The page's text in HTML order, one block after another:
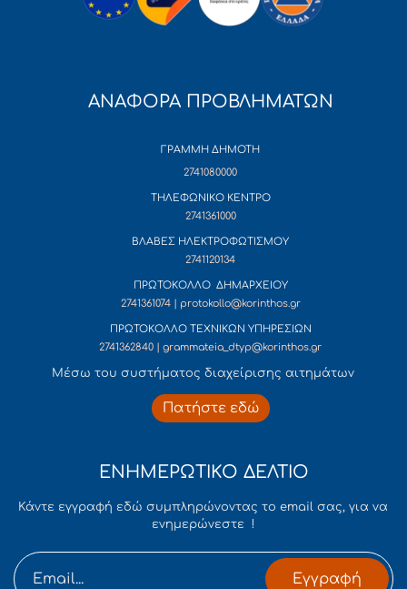
ΑΝΑΦΟΡΑ ΠΡΟΒΛΗΜΑΤΩΝ
ΓΡΑΜΜΗ ΔΗΜΟΤΗ
2741080000
ΤΗΛΕΦΩΝΙΚΟ ΚΕΝΤΡΟ
2741361000
ΒΛΑΒΕΣ ΗΛΕΚΤΡΟΦΩΤΙΣΜΟΥ
2741120134
ΠΡΩΤΟΚΟΛΛΟ ΔΗΜΑΡΧΕΙΟΥ
2741361074 | protokollo@korinthos.gr
ΠΡΩΤΟΚΟΛΛΟ ΤΕΧΝΙΚΩΝ ΥΠΗΡΕΣΙΩΝ
2741362840 | grammateia_dtyp@korinthos.gr
Mέσω του συστήματος διαχείρισης αιτημάτων
Πατήστε εδώ
ΕΝΗΜΕΡΩΤΙΚΟ ΔΕΛΤΙΟ
Κάντε εγγραφή εδώ συμπληρώνοντας το email σας, για να
ενημερώνεστε !
Εγγραφή